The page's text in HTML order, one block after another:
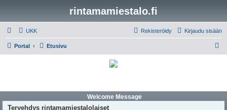
rintamamiestalo.fi
UKK Kirjaudu sisään
Rekisteröidy
Portal Etusivu
Welcome Message
Tervehdys rintamamiestalolaiset